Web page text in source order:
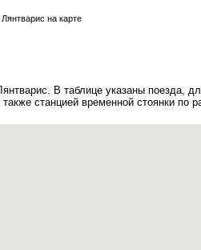
на карте
В таблице указаны поезда,
станцией временной стоянки по